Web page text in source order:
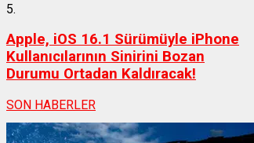
5.
Apple, iOS 16.1 Sürümüyle iPhone
Kullanıcılarının Sinirini Bozan
Durumu Ortadan Kaldıracak!
SON HABERLER